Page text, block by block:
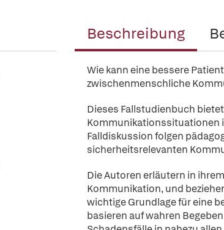
Beschreibung
Wie kann eine bessere
zwischenmenschliche
Dieses Fallstudienbuch
Kommunikationssituationen
Falldiskussion folgen
sicherheitsrelevanten
Die Autoren erläutern in
Kommunikation, und
wichtige Grundlage für eine
basieren auf wahren